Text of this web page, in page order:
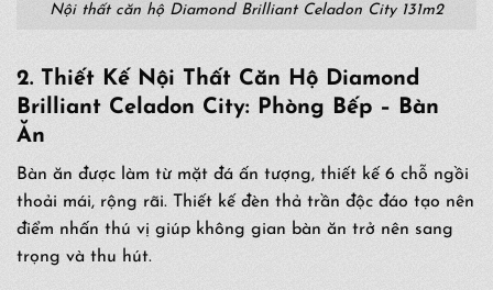
Nội thất căn hộ Diamond Brilliant Celadon City 131m2
2. Thiết Kế Nội Thất Căn Hộ Diamond
Brilliant Celadon City: Phòng Bếp – Bàn
Ăn
Bàn ăn được làm từ mặt đá ấn tượng, thiết kế 6 chỗ ngồi
thoải mái, rộng rãi. Thiết kế đèn thả trần độc đáo tạo nên
điểm nhấn thú vị giúp không gian bàn ăn trở nên sang
trọng và thu hút.